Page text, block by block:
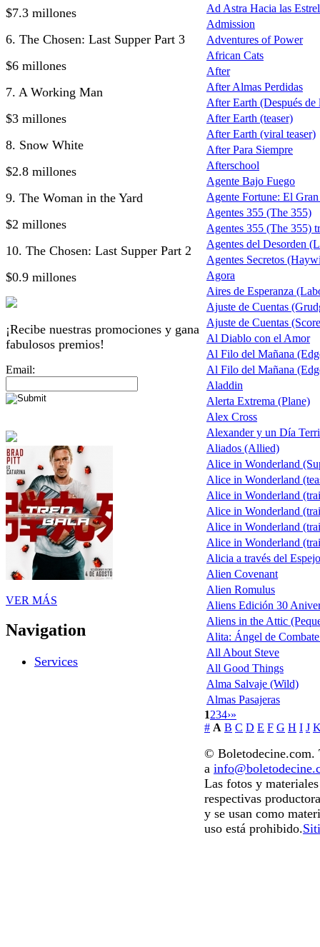
$7.3 millones
6. The Chosen: Last Supper Part 3
$6 millones
7. A Working Man
$3 millones
8. Snow White
$2.8 millones
9. The Woman in the Yard
$2 millones
10. The Chosen: Last Supper Part 2
$0.9 millones
¡Recibe nuestras promociones y gana
fabulosos premios!
Email:
VER MÁS
Navigation
Services
Ad Astra Hacia las
Admission
Adventures of Power
African Cats
After
After Almas Perdidas
After Earth (Después de
After Earth (teaser)
After Earth (viral teaser)
After Para Siempre
Afterschool
Agente Bajo Fuego
Agente Fortune: El
Agentes 355 (The 355)
Agentes 355 (The 355)
Agentes del Desorden
Agentes Secretos
Agora
Aires de Esperanza
Ajuste de Cuentas
Ajuste de Cuentas
Al Diablo con el Amor
Al Filo del Mañana
Al Filo del Mañana
Aladdin
Alerta Extrema (Plane)
Alex Cross
Alexander y un Día
Aliados (Allied)
Alice in Wonderland
Alice in Wonderland
Alice in Wonderland
Alice in Wonderland
Alice in Wonderland
Alice in Wonderland
Alicia a través del
Alien Covenant
Alien Romulus
Aliens Edición 30
Aliens in the Attic
Alita: Ángel de
All About Steve
All Good Things
Alma Salvaje (Wild)
Almas Pasajeras
1234›»
# A B C D E F G H I J
© Boletodecine.com.
a
Las fotos y
respectivas
y se usan como
uso está prohibido.